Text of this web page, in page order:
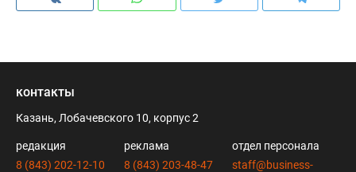
контакты
Казань, Лобачевского 10, корпус 2
редакция
8 (843) 202-12-10
реклама
8 (843) 203-48-47
отдел персонала
staff@business-